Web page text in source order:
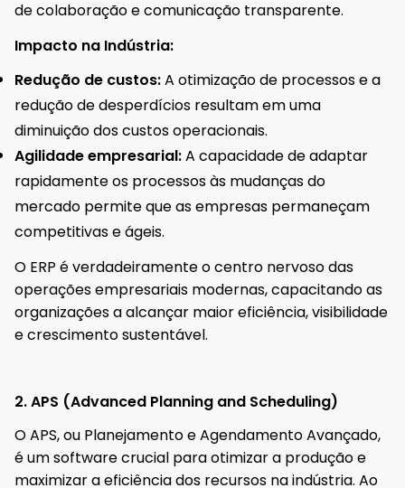
de colaboração e comunicação transparente.
Impacto na Indústria:
Redução de custos:A otimização de processos e a
redução de desperdícios resultam em uma
diminuição dos custos operacionais.
Agilidade empresarial:A capacidade de adaptar
rapidamente os processos às mudanças do
mercado permite que as empresas permaneçam
competitivas e ágeis.
O ERP é verdadeiramente o centro nervoso das
operações empresariais modernas, capacitando as
organizações a alcançar maior eficiência, visibilidade
e crescimento sustentável.
2. APS (Advanced Planning and Scheduling)
O APS, ou Planejamento e Agendamento Avançado,
é um software crucial para otimizar a produção e
maximizar a eficiência dos recursos na indústria. Ao